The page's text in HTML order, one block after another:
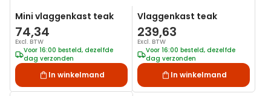
Mini vlaggenkast teak
74,34
Excl. BTW
Voor 16:00 besteld, dezelfde
dag verzonden
In winkelmand
Vlaggenkast teak
239,63
Excl. BTW
Voor 16:00 besteld, dezelfde
dag verzonden
In winkelmand